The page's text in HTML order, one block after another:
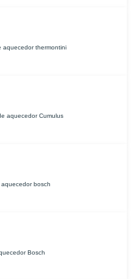
aquecedor thermontini
aquecedor Cumulus
bosch
Bosch